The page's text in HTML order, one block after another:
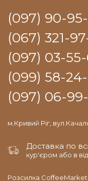
(097) 90-
(067) 321-
(097) 03-
(099) 58-
(097) 06-
м.Кривий Ріг,
Доставка по
кур'єром або в
Розсилка CoffeeMarket